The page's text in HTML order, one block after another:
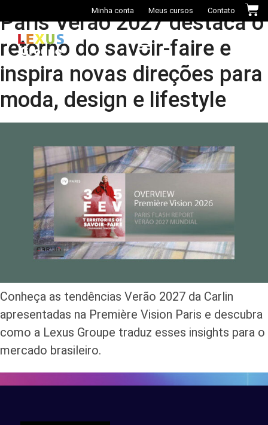
Minha conta Meus cursos Contato
Paris Verão 2027 destaca o
retorno do savoir-faire e
inspira novas direções para
moda, design e lifestyle
Conheça as tendências Verão 2027 da Carlin
apresentadas na Première Vision Paris e descubra
como a Lexus Groupe traduz esses insights para o
mercado brasileiro.